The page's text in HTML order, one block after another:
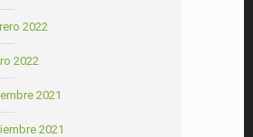
2022
2022
2021
2021